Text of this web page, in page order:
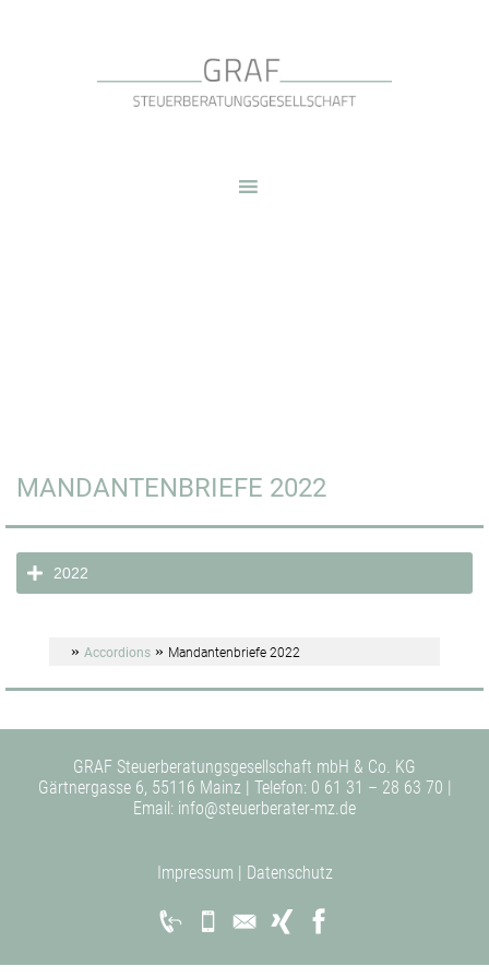
MANDANTENBRIEFE 2022
2022
» Accordions » Mandantenbriefe 2022
GRAF Steuerberatungsgesellschaft mbH & Co. KG
Gärtnergasse 6, 55116 Mainz | Telefon:0 61 31 – 28 63 70 |
Email: info@steuerberater-mz.de
Impressum | Datenschutz